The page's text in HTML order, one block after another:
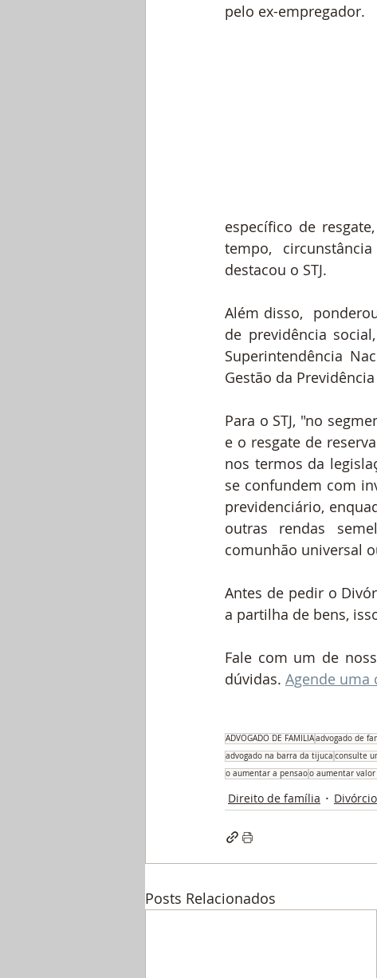
pelo ex-empregador.
específico de
tempo,
destacou o STJ.
Além disso,
de previdência
Superintendência
Gestão da
Para o STJ, "no
e o resgate de
nos termos da
se confundem com
previdenciário,
outras rendas
comunhão universal
Antes de pedir o
a partilha de bens,
Fale com um de
dúvidas. Agende uma
ADVOGADO DE FAMÍLIAadvogado de
advogado na barra da tijuca consulte
o aumentar a pensaoo aumentar
Direito de família Divórcio
Posts Relacionados